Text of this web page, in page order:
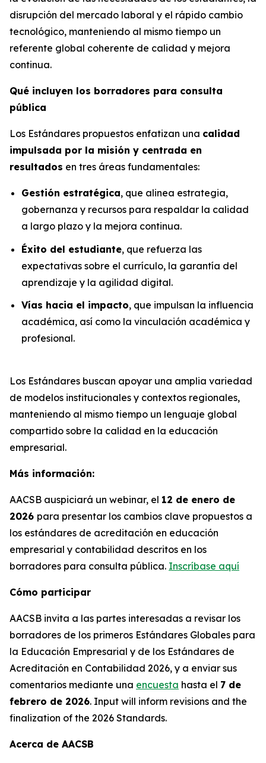
disrupción del mercado laboral y el rápido cambio
tecnológico, manteniendo al mismo tiempo un
referente global coherente de calidad y mejora
continua.
Qué incluyen los borradores para consulta
pública
Los Estándares propuestos enfatizan una calidad
impulsada por la misión y centrada en
resultados en tres áreas fundamentales:
Gestión estratégica, que alinea estrategia,
gobernanza y recursos para respaldar la calidad
a largo plazo y la mejora continua.
Éxito del estudiante, que refuerza las
expectativas sobre el currículo, la garantía del
aprendizaje y la agilidad digital.
Vías hacia el impacto, que impulsan la influencia
académica, así como la vinculación académica y
profesional.
Los Estándares buscan apoyar una amplia variedad
de modelos institucionales y contextos regionales,
manteniendo al mismo tiempo un lenguaje global
compartido sobre la calidad en la educación
empresarial.
Más información:
AACSB auspiciará un webinar, el 12 de enero de
2026 para presentar los cambios clave propuestos a
los estándares de acreditación en educación
empresarial y contabilidad descritos en los
borradores para consulta pública. Inscríbase aquí
Cómo participar
AACSB invita a las partes interesadas a revisar los
borradores de los primeros Estándares Globales para
la Educación Empresarial y de los Estándares de
Acreditación en Contabilidad 2026, y a enviar sus
comentarios mediante una encuesta hasta el 7 de
febrero de 2026. Input will inform revisions and the
finalization of the 2026 Standards.
Acerca de AACSB